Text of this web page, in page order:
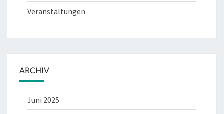
Veranstaltungen
ARCHIV
Juni 2025